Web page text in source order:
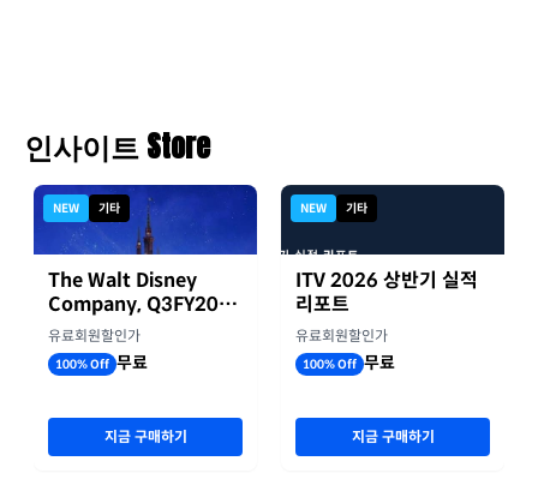
인사이트 Store
NEW 기타
The Walt Disney
Company, Q3FY2026
실적자료
유료회원할인가
100% Off 무료
지금 구매하기
NEW 기타
ITV 2026 상반기 실적
리포트
유료회원할인가
100% Off 무료
지금 구매하기